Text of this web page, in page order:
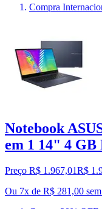
Compra
Notebook
em 1 14" 4 GB
Preço R$ 1.967,01R$
Ou 7x de R$ 281,00